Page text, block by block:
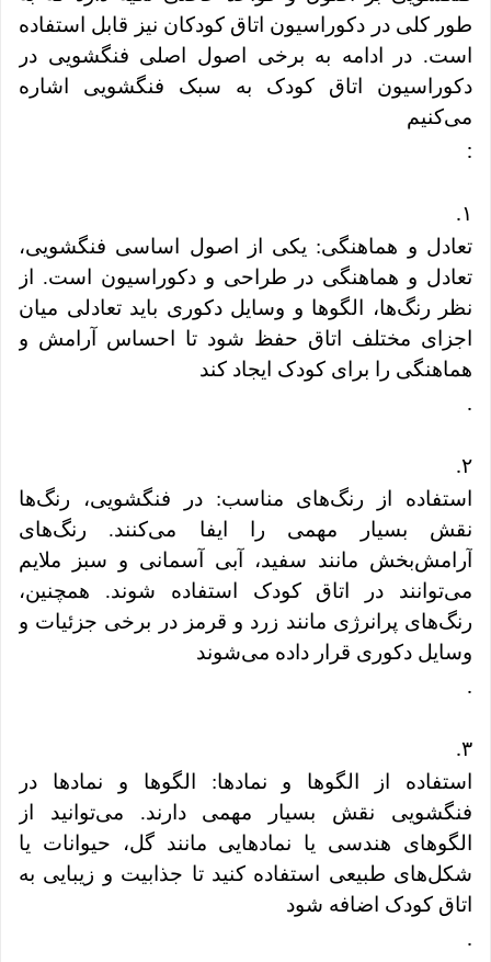
طور کلی در دکوراسیون اتاق کودکان نیز قابل استفاده
است. در ادامه به برخی اصول اصلی فنگشویی در
دکوراسیون اتاق کودک به سبک فنگشویی اشاره
می‌کنیم
:
۱.
تعادل و هماهنگی: یکی از اصول اساسی فنگشویی،
تعادل و هماهنگی در طراحی و دکوراسیون است. از
نظر رنگ‌ها، الگوها و وسایل دکوری باید تعادلی میان
اجزای مختلف اتاق حفظ شود تا احساس آرامش و
هماهنگی را برای کودک ایجاد کند
.
۲.
استفاده از رنگ‌های مناسب: در فنگشویی، رنگ‌ها
نقش بسیار مهمی را ایفا می‌کنند. رنگ‌های
آرامش‌بخش مانند سفید، آبی آسمانی و سبز ملایم
می‌توانند در اتاق کودک استفاده شوند. همچنین،
رنگ‌های پرانرژی مانند زرد و قرمز در برخی جزئیات و
وسایل دکوری قرار داده می‌شوند
.
۳.
استفاده از الگوها و نمادها: الگوها و نمادها در
فنگشویی نقش بسیار مهمی دارند. می‌توانید از
الگوهای هندسی یا نمادهایی مانند گل، حیوانات یا
شکل‌های طبیعی استفاده کنید تا جذابیت و زیبایی به
اتاق کودک اضافه شود
.